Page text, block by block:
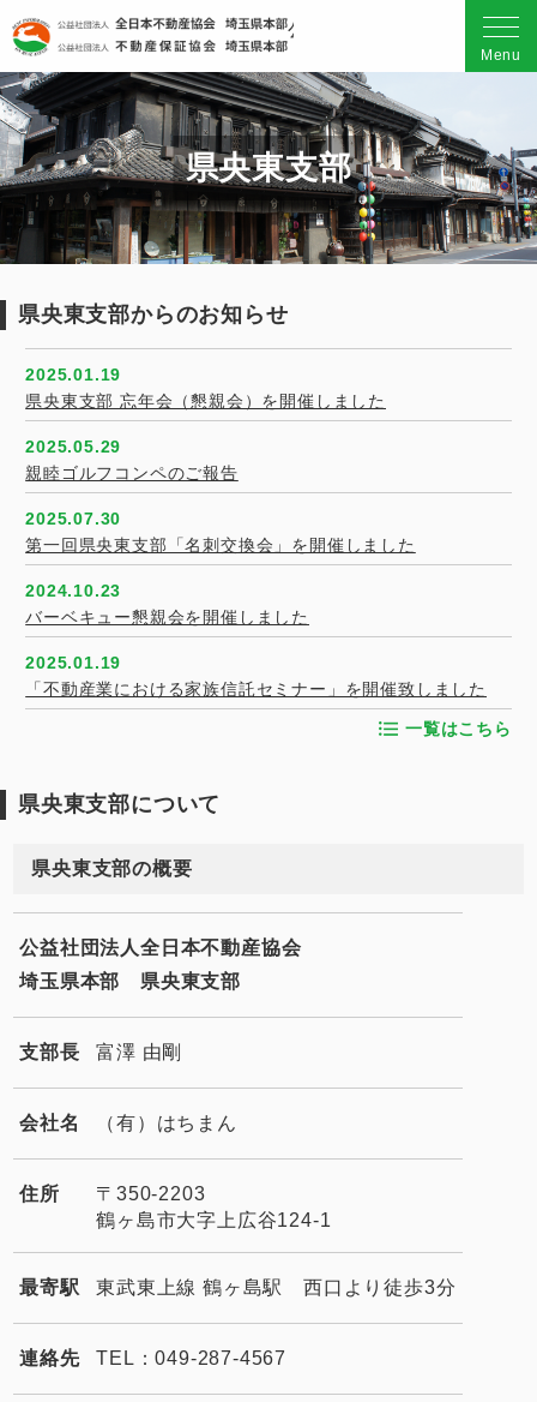
公益社団法人 全日本不動
Menu
県央東支部
県央東支部からのお知らせ
2025.01.19
県央東支部 忘年会（懇親会）を開催しました
2025.05.29
親睦ゴルフコンペのご報告
2025.07.30
第一回県央東支部「名刺交換会」を開催しました
2024.10.23
バーベキュー懇親会を開催しました
2025.01.19
「不動産業における家族信託セミナー」を開催致しました
一覧はこちら
県央東支部について
県央東支部の概要
公益社団法人全日本不動産協会
埼玉県本部 県央東支部
支部長 富澤 由剛
会社名 （有）はちまん
住所
〒350-2203
鶴ヶ島市大字上広谷124-1
最寄駅 東武東上線 鶴ヶ島駅 西口より徒歩3分
連絡先 TEL：049-287-4567